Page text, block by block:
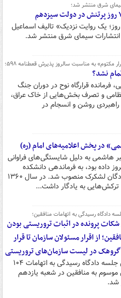
شرق منتشر شد؛
کتاب «۷۲ روز؛ یک روایت نزدیک» تالیف اسماعیل
سیمای شرق منتشر شد.
مکتوم» به مناسبت سالروز پذیرش قعطنامه ۵۹۸؛
نشد؟
فرمانده قرارگاه نوح در دوران جنگ
و تصرف بخش‌هایی از خاک عراق،
روشن و انسجام در
در پخش اعلامیه‌های امام (ره)
هاشمی به دلیل شایستگی‌های فراوانی
داده بود، به فرماندهی دانشکده
افسری و پادگان لشکرک منصوب شد. در سال ۱۳۶۰
به یادگار داشت...
دادگاه رسیدگی به اتهامات منافقین؛
شکات پرونده در اثبات تروریستی بودن
از اقرار مسئولان سازمان تا قرار
گروهک در لیست سازمان‌های تروریستی
سی‌ویکمین جلسه دادگاه رسیدگی به اتهامات ۱۰۴
به منافقین در شعبه یازدهم
شد.